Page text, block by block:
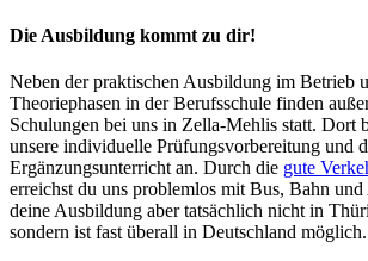
Die Ausbildung kommt zu dir!
Neben der praktischen Ausbildung im Betrieb
Theoriephasen in der Berufsschule finden
Schulungen bei uns in Zella-Mehlis statt. Dort
unsere individuelle Prüfungsvorbereitung und
Ergänzungsunterricht an. Durch die gute
erreichst du uns problemlos mit Bus, Bahn
deine Ausbildung aber tatsächlich nicht in
sondern ist fast überall in Deutschland möglich.